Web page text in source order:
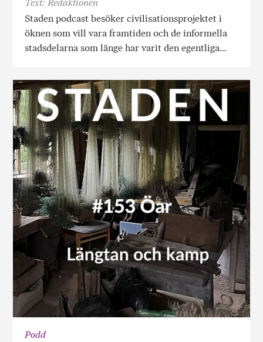
Text: Redaktionen
Staden podcast besöker civilisationsprojektet i
öknen som vill vara framtiden och de informella
stadsdelarna som länge har varit den egentliga…
Podd